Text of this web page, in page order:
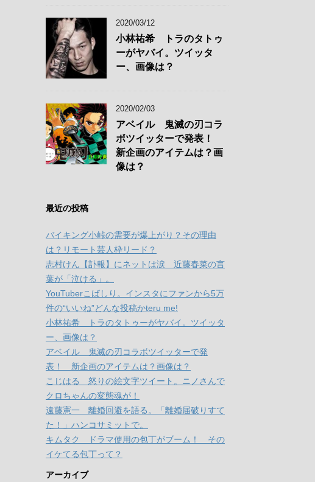
2020/03/12
小林祐希 トラのタトゥ
ーがヤバイ。ツイッタ
ー、画像は？
2020/02/03
アベイル 鬼滅の刃コラ
ボツイッターで発表！
新企画のアイテムは？画
像は？
最近の投稿
バイキング小峠の需要が爆上がり？その理由
は？リモート芸人枠リード？
志村けん【訃報】にネットは涙 近藤春菜の言
葉が「泣ける」。
YouTuberこばしり。インスタにファンから5万
件の“いいね”どんな投稿かteru me!
小林祐希 トラのタトゥーがヤバイ。ツイッタ
ー、画像は？
アベイル 鬼滅の刃コラボツイッターで発
表！ 新企画のアイテムは？画像は？
こじはる 怒りの絵文字ツイート。ニノさんで
クロちゃんの変態魂が！
遠藤憲一 離婚回避を語る。「離婚届破りすて
た！」ハンコサミットで。
キムタク ドラマ使用の包丁がブーム！ その
イケてる包丁って？
アーカイブ